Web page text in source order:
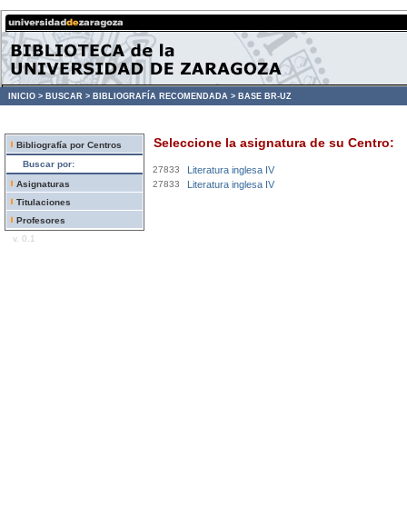
INICIO > BUSCAR > BIBLIOGRAFÍA RECOMENDADA > BASE BR-UZ
Bibliografía por Centros
Buscar por:
Asignaturas
Titulaciones
Profesores
v. 0.1
Seleccione la asignatura de su Centro:
27833 Literatura inglesa IV
27833 Literatura inglesa IV